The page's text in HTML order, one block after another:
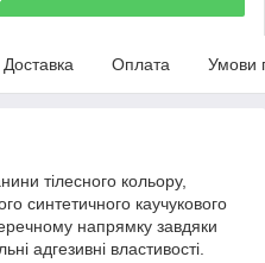
Доставка Оплата Умови
тілесного кольору,
синтетичного каучукового
напрямку завдяки
адгезивні властивості.